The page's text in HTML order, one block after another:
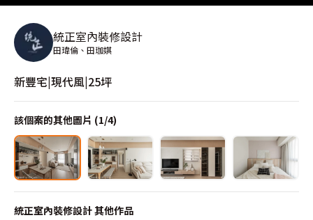
統正室內裝修設計
田瑋倫、田珈娸
新豐宅|現代風|25坪
該個案的其他圖片 (1/4)
統正室內裝修設計其他作品